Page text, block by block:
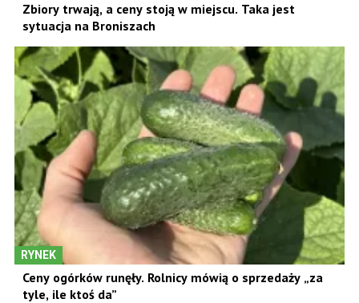
Zbiory trwają, a ceny stoją w miejscu. Taka jest
sytuacja na Broniszach
RYNEK
Ceny ogórków runęły. Rolnicy mówią o sprzedaży „za
tyle, ile ktoś da”